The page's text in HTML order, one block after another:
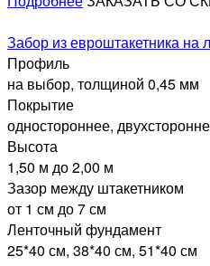
Забор из евроштакетника на
Профиль
на выбор, толщиной 0,45 мм
Покрытие
одностороннее,
Высота
1,50 м до 2,00 м
Зазор между штакетником
от 1 см до 7 см
Ленточный фундамент
25*40 см, 38*40 см, 51*40 см